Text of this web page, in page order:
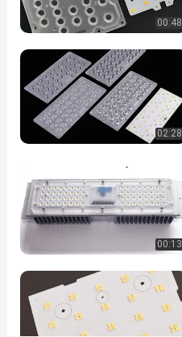
διαπερατότητας
91%
Ενότητα
φωτεινών
σηματοδοτών
οδηγήσεων
2026-
03-04
#
φωτεινός
σηματοδότης
τοποθετεί
οδηγημένες
ελαφριές
αντικαταστάσεις
#
00:48
02:28
00:13